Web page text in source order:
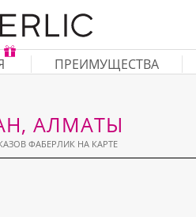
ПРЕИМУЩЕСТВА
АЛМАТЫ
ФАБЕРЛИК НА КАРТЕ